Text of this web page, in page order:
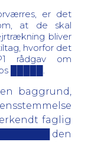
er det
at de skal
bliver
hvorfor det
rådgav om
█████.
baggrund,
faglig
den